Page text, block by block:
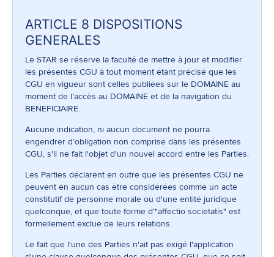
ARTICLE 8 DISPOSITIONS
GENERALES
Le STAR se réserve la faculté de mettre à jour et modifier
les présentes CGU à tout moment étant précisé que les
CGU en vigueur sont celles publiées sur le DOMAINE au
moment de l’accès au DOMAINE et de la navigation du
BENEFICIAIRE.
Aucune indication, ni aucun document ne pourra
engendrer d’obligation non comprise dans les présentes
CGU, s'il ne fait l'objet d'un nouvel accord entre les Parties.
Les Parties déclarent en outre que les présentes CGU ne
peuvent en aucun cas être considérées comme un acte
constitutif de personne morale ou d'une entité juridique
quelconque, et que toute forme d'"affectio societatis" est
formellement exclue de leurs relations.
Le fait que l'une des Parties n'ait pas exigé l'application